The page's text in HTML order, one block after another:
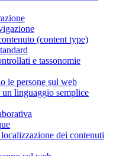
(content type)
e tassonomie
le persone sul web
linguaggio semplice
dei contenuti